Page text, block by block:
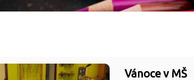
Vánoce v MŠ